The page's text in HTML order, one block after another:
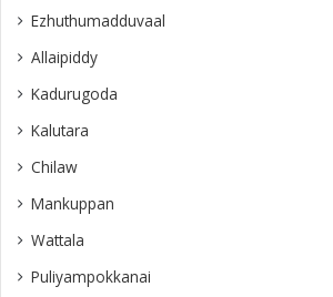
mayiliddi
Sweden
savakachcheri
Valalai
Eluvaitivu
Navatkiri
Echchamoddai
Vempadi